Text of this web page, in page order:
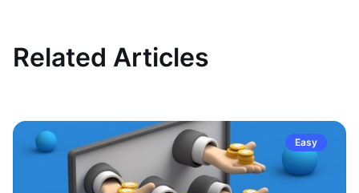
Related Articles
Easy